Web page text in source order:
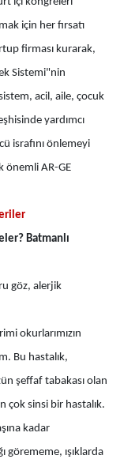
için her fırsatı
firması kurarak,
Sistemi"nin
acil, aile, çocuk
yardımcı
israfını önlemeyi
önemli AR-GE
Batmanlı
göz, alerjik
okurlarımızın
Bu hastalık,
şeffaf tabakası olan
çok sinsi bir hastalık.
kadar
görememe, ışıklarda